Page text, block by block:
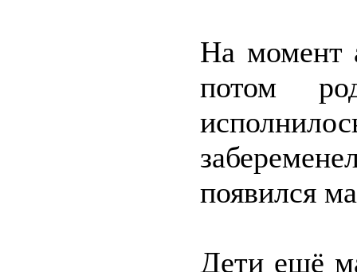
На момент
потом
появился
Дети ещё